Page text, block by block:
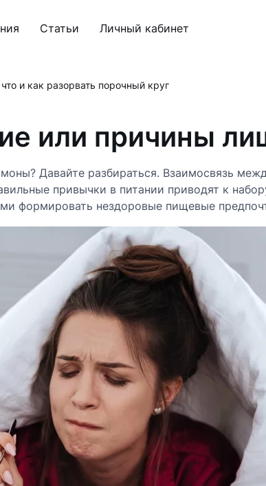
Статьи Личный кабинет
и как разорвать порочный круг
или причины
Давайте разбираться. Взаимосвязь
привычки в питании приводят к
формировать нездоровые пищевые